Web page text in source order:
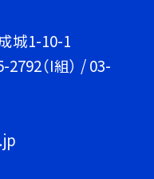
城1-10-1
（I組） / 03-